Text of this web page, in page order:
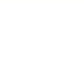
Sanggau Gelar